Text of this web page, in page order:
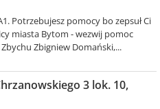
Potrzebujesz pomocy bo zepsuł Ci
miasta Bytom - wezwij pomoc
Zbigniew Domański,...
3 lok. 10,